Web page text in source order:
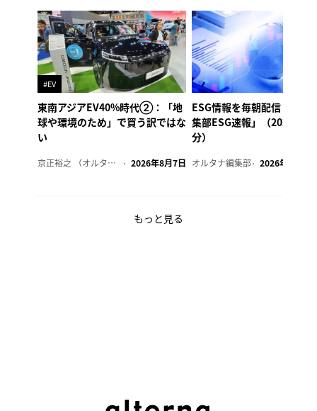
#EV
東南アジアEV40%時代②：「地
球や環境のため」で買う訳ではな
い
京正裕之 （オルタナ副編集長） 2026年8月7日
ESG情報を毎朝配信「オル
集部ESG速報」（2026年8
分）
オルタナ編集部 2026年8月7日
もっと見る